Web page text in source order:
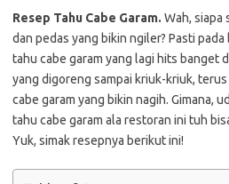
Resep Tahu Cabe Garam. Wah, siapa
dan pedas yang bikin ngiler? Pasti
tahu cabe garam yang lagi hits banget
yang digoreng sampai kriuk-kriuk,
cabe garam yang bikin nagih. Gimana,
tahu cabe garam ala restoran ini tuh
Yuk, simak resepnya berikut ini!